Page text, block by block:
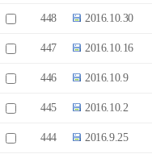
448 2016.10.30
447 2016.10.16
446 2016.10.9
445 2016.10.2
444 2016.9.25